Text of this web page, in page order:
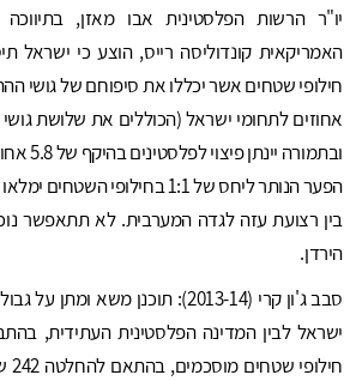
יו"ר הרשות הפלסטינית אבו מאזן,
אחוזים לתחומי ישראל (הכוללים את שלושת גושי
ובתמורה
בין רצועת עזה לגדה המערבית. לא תתאפשר
הירדן.
סבב ג'ון קרי (2013-14): תוכנן משא